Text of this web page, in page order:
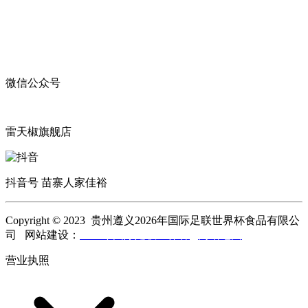
微信公众号
雷天椒旗舰店
抖音号 苗寨人家佳裕
Copyright © 2023 贵州遵义2026年国际足联世界杯食品有限公
司 网站建设：
营业执照